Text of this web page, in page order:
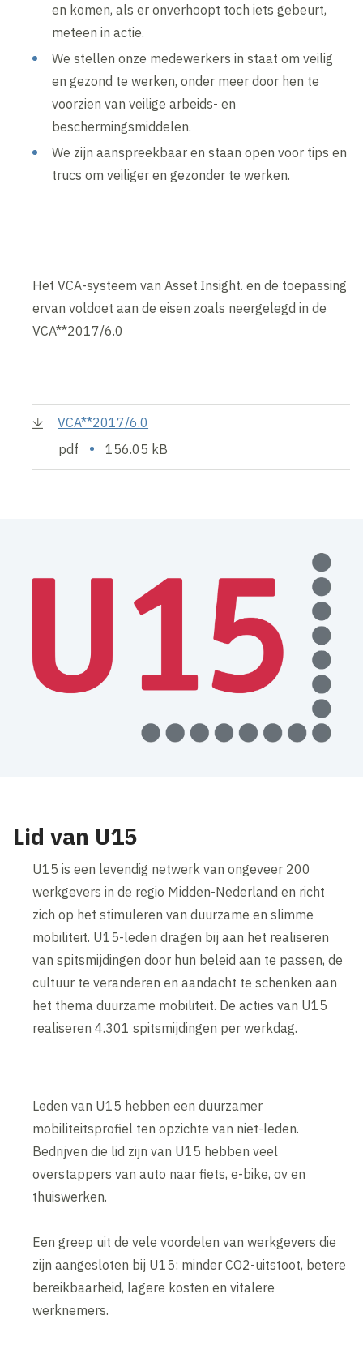
en komen, als er onverhoopt toch iets gebeurt,
meteen in actie.
We stellen onze medewerkers in staat om veilig
en gezond te werken, onder meer door hen te
voorzien van veilige arbeids- en
beschermingsmiddelen.
We zijn aanspreekbaar en staan open voor tips en
trucs om veiliger en gezonder te werken.
Het VCA-systeem van Asset.Insight. en de toepassing
ervan voldoet aan de eisen zoals neergelegd in de
VCA**2017/6.0
VCA**2017/6.0
pdf
• 156.05 kB
Lid van U15
U15 is een levendig netwerk van ongeveer 200
werkgevers in de regio Midden-Nederland en richt
zich op het stimuleren van duurzame en slimme
mobiliteit. U15-leden dragen bij aan het realiseren
van spitsmijdingen door hun beleid aan te passen, de
cultuur te veranderen en aandacht te schenken aan
het thema duurzame mobiliteit. De acties van U15
realiseren 4.301 spitsmijdingen per werkdag.
Leden van U15 hebben een duurzamer
mobiliteitsprofiel ten opzichte van niet-leden.
Bedrijven die lid zijn van U15 hebben veel
overstappers van auto naar fiets, e-bike, ov en
thuiswerken.
Een greep uit de vele voordelen van werkgevers die
zijn aangesloten bij U15: minder CO2-uitstoot, betere
bereikbaarheid, lagere kosten en vitalere
werknemers.